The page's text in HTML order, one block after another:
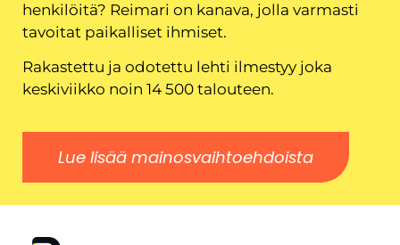
henkilöitä? Reimari on kanava, jolla varmasti
tavoitat paikalliset ihmiset.
Rakastettu ja odotettu lehti ilmestyy joka
keskiviikko noin 14 500 talouteen.
Lue lisää mainosvaihtoehdoista